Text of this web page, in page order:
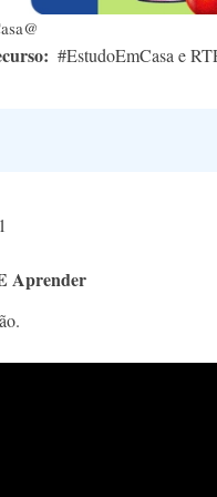
#EstudoEmCasa e
1
Aprender